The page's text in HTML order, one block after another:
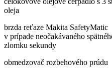
oleja
brzda reťaze Makita SafetyMatic
v prípade neočakávaného
zlomku sekundy
obmedzovač rozbehového prúdu